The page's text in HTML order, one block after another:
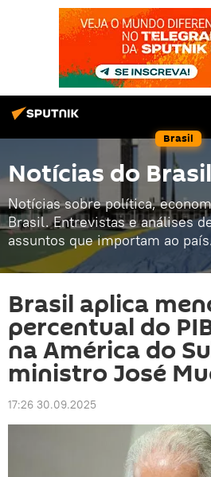
Brasil
Notícias do Brasil
Notícias sobre política,
Brasil. Entrevistas e análises
assuntos que importam ao
Brasil aplica
percentual do
na América do
ministro José
17:26 30.09.2025